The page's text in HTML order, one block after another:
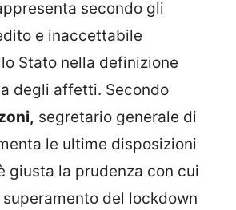
secondo gli
e inaccettabile
Stato nella definizione
degli affetti. Secondo
segretario generale di
le ultime disposizioni
è giusta la prudenza con cui
del lockdown